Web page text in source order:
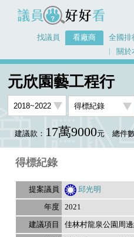
議員好好看
找議員 看廠商 全國排
關於
元欣園藝工程行
建議款： 17萬9000元 總件
得標紀錄
邱光明
2021
佳林村龍泉公園周